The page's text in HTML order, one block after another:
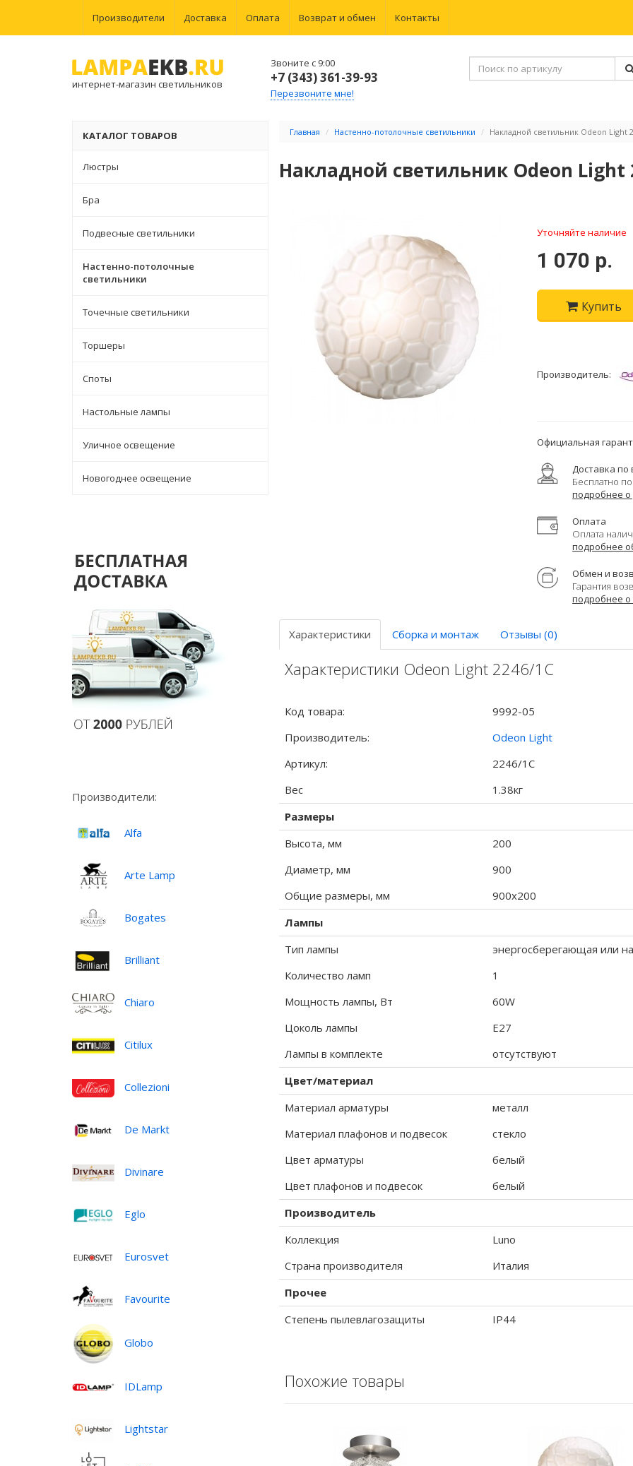
Производители Доставка Оплата Возврат и обмен Контакты
интернет-магазин светильников
Звоните с 9:00
+7 (343) 361-39-93
Перезвоните мне!
КАТАЛОГ ТОВАРОВ
Люстры
Бра
Подвесные светильники
Настенно-потолочные
светильники
Точечные светильники
Торшеры
Споты
Настольные лампы
Уличное освещение
Новогоднее освещение
Производители:
Alfa
Arte Lamp
Bogates
Brilliant
Chiaro
Citilux
Collezioni
De Markt
Divinare
Eglo
Eurosvet
Favourite
Globo
IDLamp
Lightstar
Главная Настенно-потолочные светильники Накладной светильник Odeon Light
Накладной светильник Odeon Light
Уточняйте наличие
1 070 р.
Купить
Производитель:
Официальная
Доставка по
Бесплатно
подробнее о
Оплата
Оплата
подробнее
Обмен и
Гарантия
подробнее
Характеристики Сборка и монтаж Отзывы (0)
Характеристики Odeon Light 2246/1C
Код товара:
9992-05
Производитель:
Odeon Light
Артикул:
2246/1C
Вес
1.38кг
Размеры
Высота, мм
200
Диаметр, мм
900
Общие размеры, мм
900x200
Лампы
Тип лампы
энергосберегающая или
Количество ламп
1
Мощность лампы, Вт
60W
Цоколь лампы
E27
Лампы в комплекте
отсутствуют
Цвет/материал
Материал арматуры
металл
Материал плафонов и подвесок
стекло
Цвет арматуры
белый
Цвет плафонов и подвесок
белый
Производитель
Коллекция
Luno
Страна производителя
Италия
Прочее
Степень пылевлагозащиты
IP44
Похожие товары